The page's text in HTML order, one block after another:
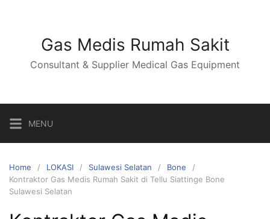
Gas Medis Rumah Sakit
Consultant & Supplier Medical Gas Equipment
MENU
Home LOKASI Sulawesi Selatan
Bone
Kontraktor Gas Medis Rumah Sakit di Tellu Siattinge Bone
Sulawesi Selatan